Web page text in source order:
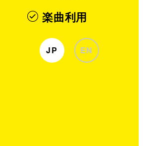
楽曲利用
JP EN